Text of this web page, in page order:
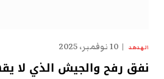
الهدهد 10 نوفمبر، 2025
نفق رفح والجيش الذي لا